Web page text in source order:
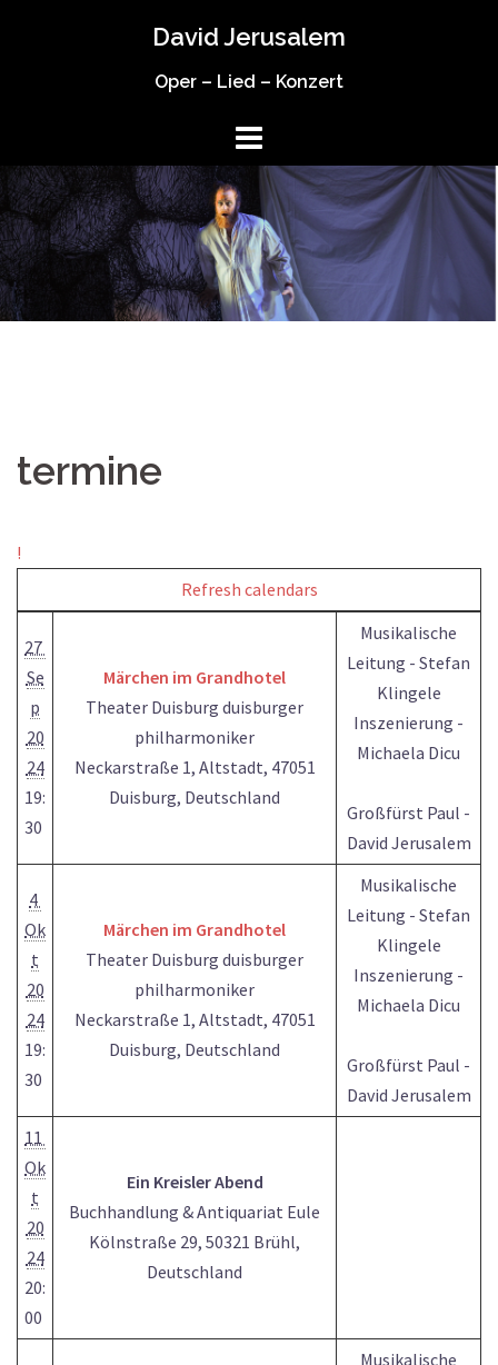
David Jerusalem
Oper – Lied – Konzert
termine
!
Refresh calendars
27
Se
p
20
24
19:
30
Märchen im Grandhotel
Theater Duisburg duisburger
philharmoniker
Neckarstraße 1, Altstadt, 47051
Duisburg, Deutschland
Musikalische
Leitung - Stefan
Klingele
Inszenierung -
Michaela Dicu
Großfürst Paul -
David Jerusalem
4
Ok
t
20
24
19:
30
Märchen im Grandhotel
Theater Duisburg duisburger
philharmoniker
Neckarstraße 1, Altstadt, 47051
Duisburg, Deutschland
Musikalische
Leitung - Stefan
Klingele
Inszenierung -
Michaela Dicu
Großfürst Paul -
David Jerusalem
11
Ok
t
20
24
20:
00
Ein Kreisler Abend
Buchhandlung & Antiquariat Eule
Kölnstraße 29, 50321 Brühl,
Deutschland
Musikalische